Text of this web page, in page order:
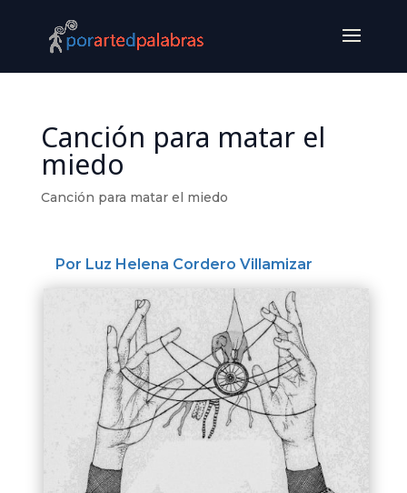
Canción para matar el
miedo
Canción para matar el miedo
Por Luz Helena Cordero Villamizar